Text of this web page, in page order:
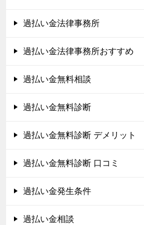
過払い金法律事務所
過払い金法律事務所おすすめ
過払い金無料相談
過払い金無料診断
過払い金無料診断 デメリット
過払い金無料診断 口コミ
過払い金発生条件
過払い金相談